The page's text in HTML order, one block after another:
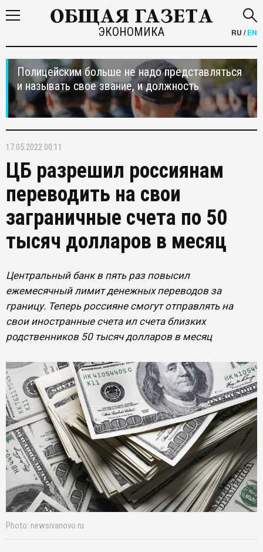
ЭКОНОМИКА RU /EN
Полицейским больше не надо представляться
и называть свое звание, и должность
17.05.2022 00:11
ЦБ разрешил россиянам
переводить на свои
заграничные счета по 50
тысяч долларов в месяц
Центральный банк в пять раз повысил
ежемесячный лимит денежных переводов за
границу. Теперь россияне смогут отправлять на
свои иностранные счета ил счета близких
родственников 50 тысяч долларов в месяц
Photo: newsivanovo.ru